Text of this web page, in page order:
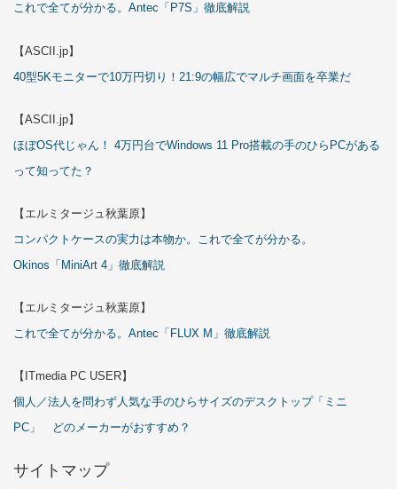
これで全てが分かる。Antec「P7S」徹底解説
【ASCII.jp】
40型5Kモニターで10万円切り！21:9の幅広でマルチ画面を卒業だ
【ASCII.jp】
ほぼOS代じゃん！ 4万円台でWindows 11 Pro搭載の手のひらPCがある
って知ってた？
【エルミタージュ秋葉原】
コンパクトケースの実力は本物か。これで全てが分かる。
Okinos「MiniArt 4」徹底解説
【エルミタージュ秋葉原】
これで全てが分かる。Antec「FLUX M」徹底解説
【ITmedia PC USER】
個人／法人を問わず人気な手のひらサイズのデスクトップ「ミニ
PC」 どのメーカーがおすすめ？
サイトマップ